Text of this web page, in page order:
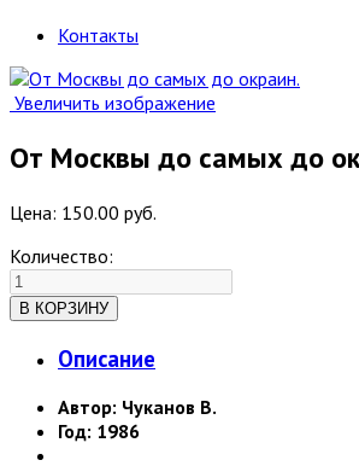
Контакты
Увеличить изображение
От Москвы до самых до
Цена: 150.00 руб.
Количество:
Описание
Автор: Чуканов В.
Год: 1986